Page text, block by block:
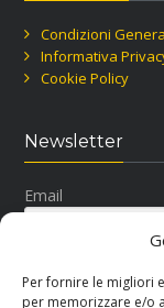
Per fornire le migliori
per memorizzare e/o
Condizioni
Informativa
Cookie Policy
Newsletter
Email